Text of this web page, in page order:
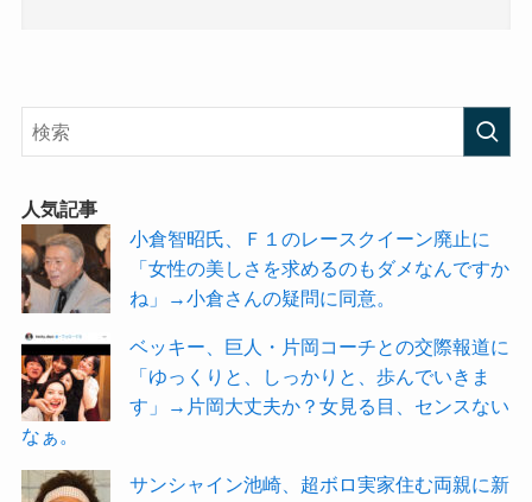
人気記事
小倉智昭氏、Ｆ１のレースクイーン廃止に
「女性の美しさを求めるのもダメなんですか
ね」→小倉さんの疑問に同意。
ベッキー、巨人・片岡コーチとの交際報道に
「ゆっくりと、しっかりと、歩んでいきま
す」→片岡大丈夫か？女見る目、センスない
なぁ。
サンシャイン池崎、超ボロ実家住む両親に新